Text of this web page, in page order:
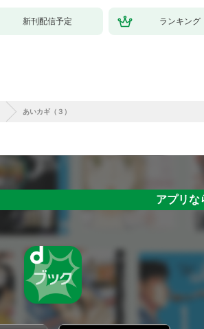
新刊配信予定 ランキング
あいカギ（３）
アプリな